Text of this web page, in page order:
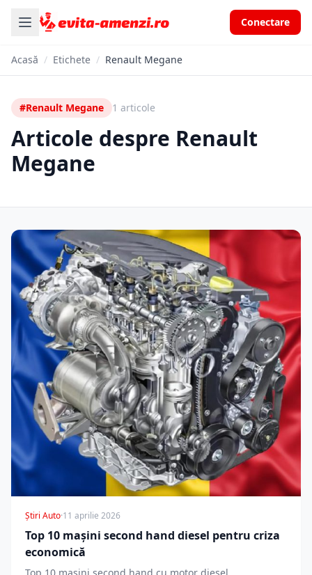
Conectare
Acasă / Etichete / Renault Megane
#Renault Megane 1 articole
Articole despre Renault
Megane
Știri Auto·11 aprilie 2026
Top 10 mașini second hand diesel pentru criza
economică